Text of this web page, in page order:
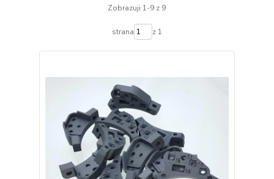
Zobrazuji 1-9 z 9
strana z 1